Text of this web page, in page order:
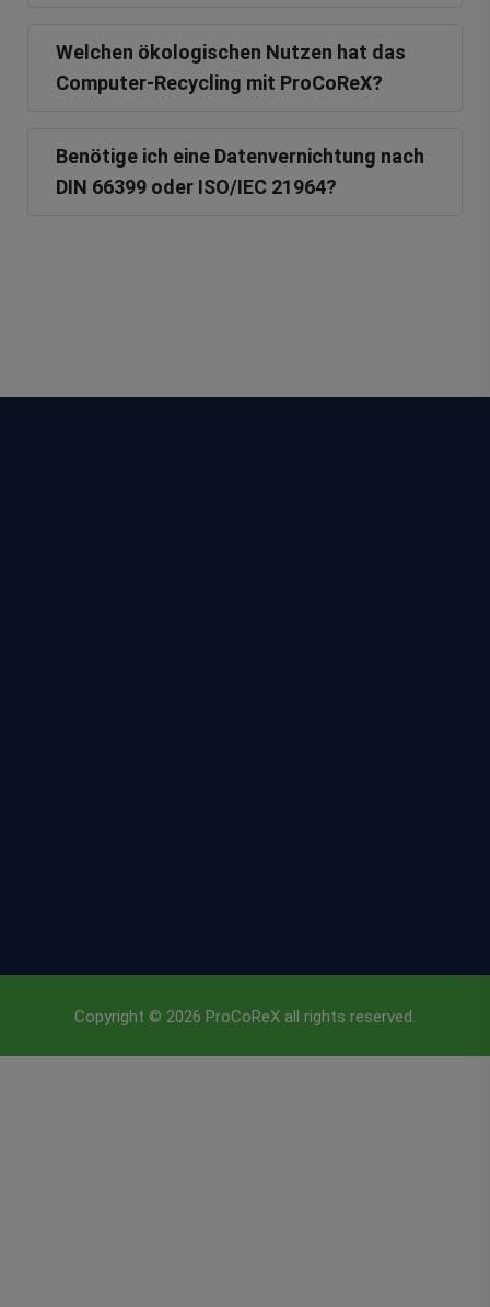
Welchen ökologischen Nutzen hat das
Computer-Recycling mit ProCoReX?
Benötige ich eine Datenvernichtung nach
DIN 66399 oder ISO/IEC 21964?
Copyright © 2026 ProCoReX all rights reserved.